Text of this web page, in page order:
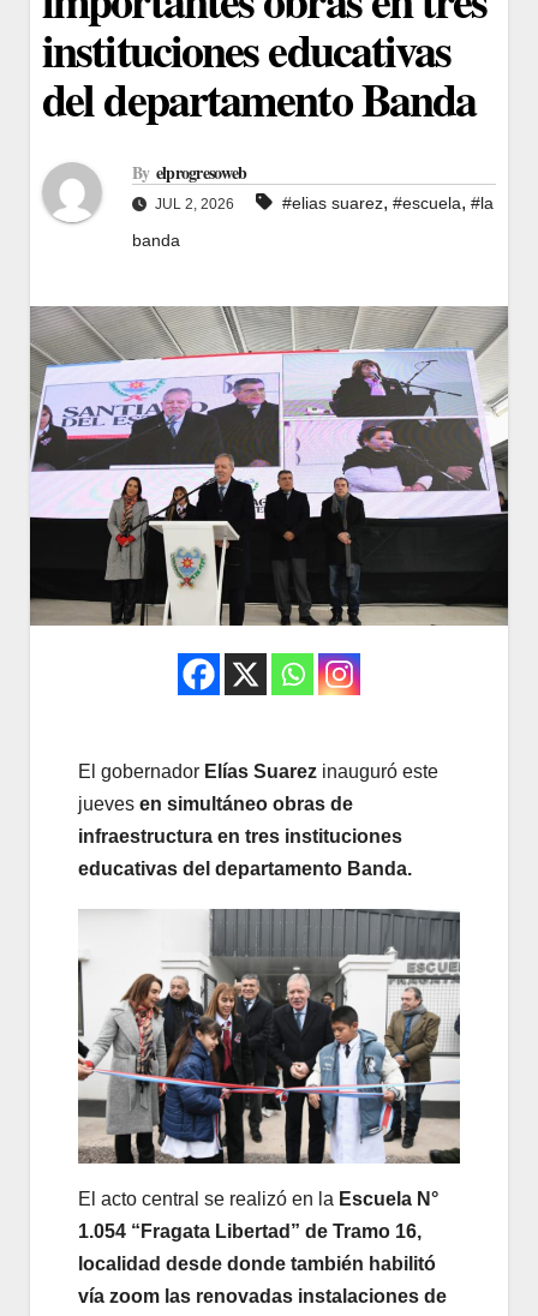
instituciones educativas
del departamento Banda
By elprogresoweb
JUL 2, 2026 #elias suarez, #escuela, #la
banda
El gobernador Elías Suarez inauguró este
jueves en simultáneo obras de
infraestructura en tres instituciones
educativas del departamento Banda.
El acto central se realizó en la Escuela N°
1.054 “Fragata Libertad” de Tramo 16,
localidad desde donde también habilitó
vía zoom las renovadas instalaciones de